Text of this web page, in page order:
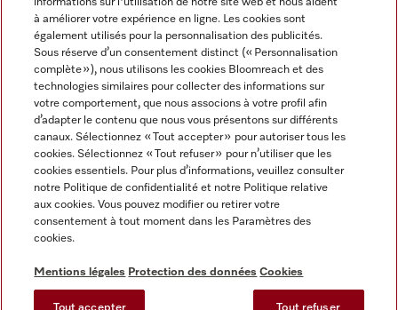
Informations légales
CGV
Protection des données
Conditions d’utilisation
Digital Services Act
Miele sur Facebook
Miele sur Youtube
Miele sur Instagram
Miele sur Pinterest
à améliorer votre expérience en ligne. Les cookies sont
également utilisés pour la personnalisation des publicités.
Sous réserve d’un consentement distinct (« Personnalisation
complète »), nous utilisons les cookies Bloomreach et des
technologies similaires pour collecter des informations sur
votre comportement, que nous associons à votre profil afin
d’adapter le contenu que nous vous présentons sur différents
canaux. Sélectionnez « Tout accepter » pour autoriser tous les
cookies. Sélectionnez « Tout refuser » pour n’utiliser que les
cookies essentiels. Pour plus d’informations, veuillez consulter
notre Politique de confidentialité et notre Politique relative
aux cookies. Vous pouvez modifier ou retirer votre
consentement à tout moment dans les Paramètres des
cookies.
Mentions légales Protection des données Cookies